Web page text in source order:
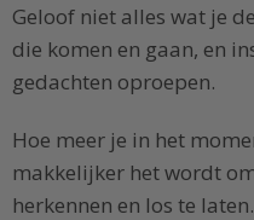
Geloof niet alles wat je
die komen en gaan, en
gedachten oproepen.
Hoe meer je in het
makkelijker het wordt
herkennen en los te laten.